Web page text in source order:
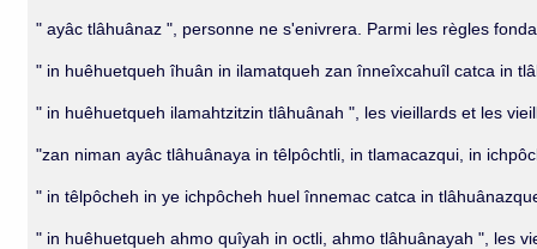
" ayâc tlâhuânaz ", personne ne s'enivrera. Parmi les règles
" in huêhuetqueh îhuân in ilamatqueh zan înneîxcahuîl catca in
" in huêhuetqueh ilamahtzitzin tlâhuânah ", les vieillards et les
"zan niman ayâc tlâhuânaya in têlpôchtli, in tlamacazqui, in
" in têlpôcheh in ye ichpôcheh huel înnemac catca in
" in huêhuetqueh ahmo quîyah in octli, ahmo tlâhuânayah ", les